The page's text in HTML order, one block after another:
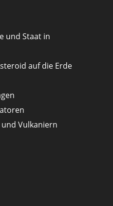
und Staat in
auf die Erde
Vulkaniern